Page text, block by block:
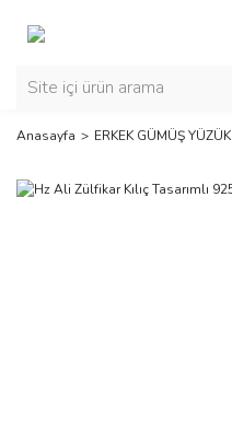
Anasayfa ERKEK GÜMÜŞ YÜZÜK